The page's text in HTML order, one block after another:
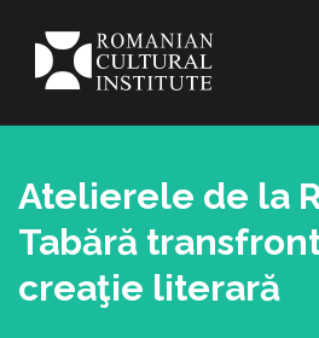
Atelierele de la
Tabără
creaţie literară